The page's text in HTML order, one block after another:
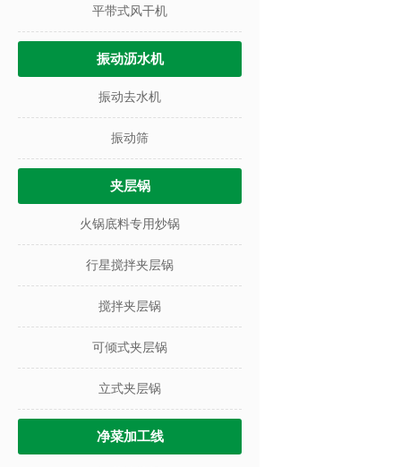
平带式风干机
振动沥水机
振动去水机
振动筛
夹层锅
火锅底料专用炒锅
行星搅拌夹层锅
搅拌夹层锅
可倾式夹层锅
立式夹层锅
净菜加工线